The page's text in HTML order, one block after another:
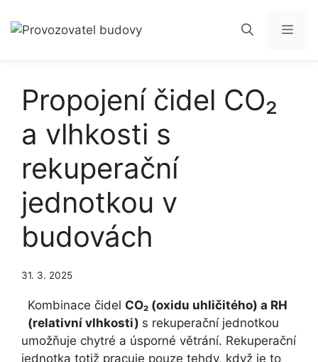
na
Propojení čidel CO₂
a vlhkosti s
rekuperační
jednotkou v
budovách
31. 3. 2025
Kombinace čidel CO₂ (oxidu uhličitého) a RH
(relativní vlhkosti) s rekuperační jednotkou
umožňuje chytré a úsporné větrání. Rekuperační
jednotka totiž pracuje pouze tehdy, když je to